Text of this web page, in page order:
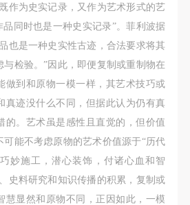
作为史实记录，又作为艺术形式的艺
品同时也是一种史实记录”。菲利波据
也是一种史实性古迹，合法要求将其
检验。”因此，即便复制或重制物在
做到和原物一模一样，其艺术技巧或
真迹没什么不同，但据此认为仍有真
的。艺术虽是感性且直觉的，但价值
能不考虑原物的艺术价值源于“历代
妙施工，潜心装饰，付诸心血和智
史料研究和知识传播的积累，复制或
慧显然和原物不同，正因如此，一模